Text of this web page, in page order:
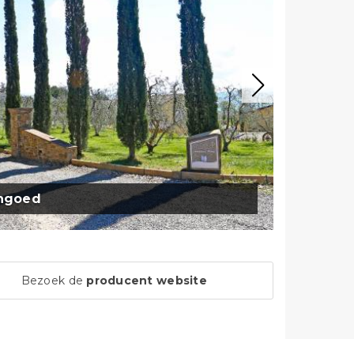
Bezoek de producent website